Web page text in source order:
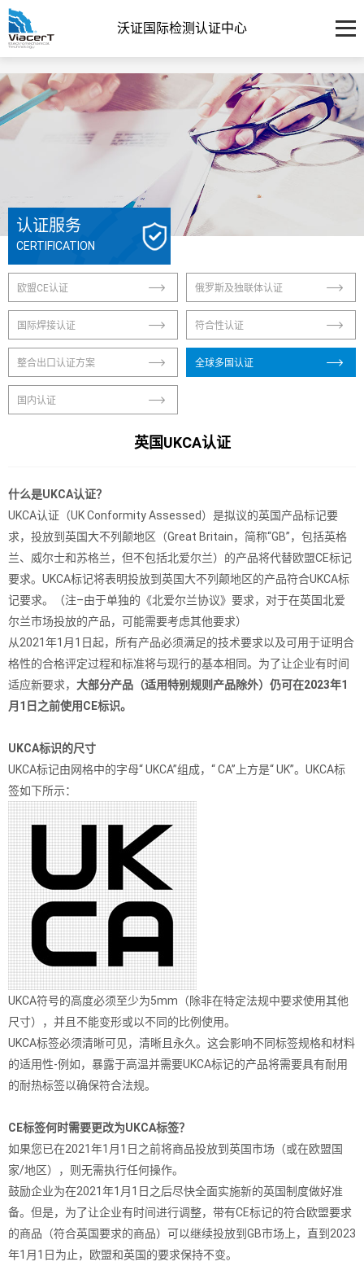
沃证国际检测认证中心
认证服务
CERTIFICATION
欧盟CE认证 俄罗斯及独联体认证
国际焊接认证 符合性认证
整合出口认证方案 全球多国认证
国内认证
英国UKCA认证
什么是UKCA认证？
UKCA认证（UK Conformity Assessed）是拟议的英国产品标记要
求，投放到 英国大不列颠地区（Great Britain，简称“GB”，包括英格
兰、威尔士和苏格兰，但不包括北爱尔兰） 的产品将代替欧盟CE标记
要求。UKCA标记将表明投放到英国大不列颠地区的产品符合UKCA标
记要求。（注–由于单独的《北爱尔兰协议》要求，对于在英国北爱
尔兰市场投放的产品，可能需要考虑其他要求）
从2021年1月1日起，所有产品必须满足的技术要求以及可用于证明合
格性的合格评定过程和标准将与现行的基本相同。为了让企业有时间
适应新要求， 大部分产品（适用特别规则产品除外） 仍可在2023年1
月1日之前使用CE标识。
UKCA标识的尺寸
UKCA标记由网格中的字母“ UKCA”组成，“ CA”上方是“ UK”。UKCA标
签如下所示：
UKCA符号的高度必须至少为5mm（除非在特定法规中要求使用其他
尺寸），并且不能变形或以不同的比例使用。
UKCA标签必须清晰可见，清晰且永久。这会影响不同标签规格和材料
的适用性-例如，暴露于高温并需要UKCA标记的产品将需要具有耐用
的耐热标签以确保符合法规。
CE标签何时需要更改为UKCA标签？
如果您已在2021年1月1日之前将商品投放到英国市场（或在欧盟国
家/地区），则无需执行任何操作。
鼓励企业为在2021年1月1日之后尽快全面实施新的英国制度做好准
备。但是，为了让企业有时间进行调整，带有CE标记的符合欧盟要求
的商品（符合英国要求的商品）可以继续投放到GB市场上，直到2023
年1月1日为止，欧盟和英国的要求保持不变。